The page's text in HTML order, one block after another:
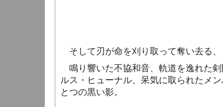
そして刃が命を刈り取って奪い去る
鳴り響いた不協和音、軌道を逸れた
ルス・ヒューナル、呆気に取られたメ
とつの黒い影。